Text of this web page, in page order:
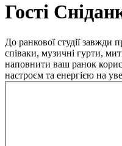
Гості
До ранкової студії завжди
співаки, музичні гурти,
наповнити ваш ранок
настроєм та енергією на